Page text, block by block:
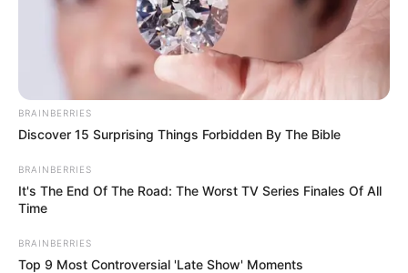
BRAINBERRIES
Discover 15 Surprising Things Forbidden By The Bible
BRAINBERRIES
It's The End Of The Road: The Worst TV Series Finales Of All
Time
BRAINBERRIES
Top 9 Most Controversial 'Late Show' Moments